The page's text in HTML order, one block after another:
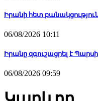
Իրանի հետ
06/08/2026 10:11
Իրանը զգուշացրել է
06/08/2026 09:59